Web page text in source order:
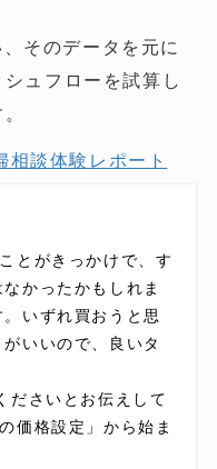
そのデータを元に
ュフローを試算し
談体験レポート
とがきっかけで、す
かったかもしれま
いずれ買おうと思
いいので、良いタ
ださいとお伝えして
価格設定」から始ま